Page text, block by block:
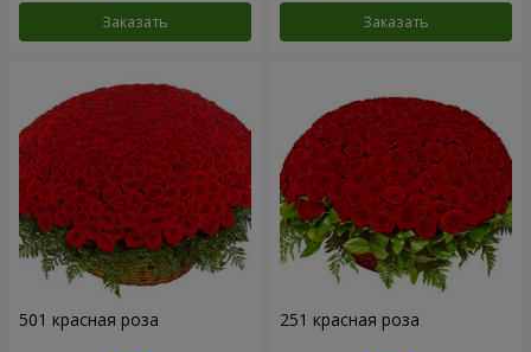
Заказать Заказать
501 красная роза 251 красная роза